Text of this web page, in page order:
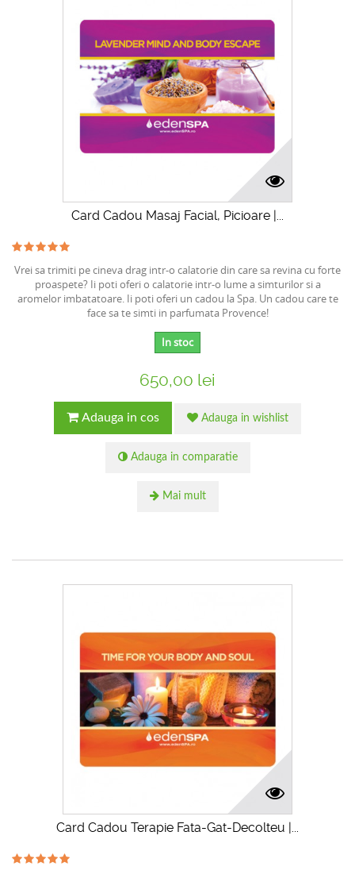
Card Cadou Masaj Facial, Picioare |...
Vrei sa trimiti pe cineva drag intr-o calatorie din care sa revina cu forte
proaspete? Ii poti oferi o calatorie intr-o lume a simturilor si a
aromelor imbatatoare. Ii poti oferi un cadou la Spa. Un cadou care te
face sa te simti in parfumata Provence!
In stoc
650,00 lei
Adauga in cos Adauga in wishlist
Adauga in comparatie
Mai mult
Card Cadou Terapie Fata-Gat-Decolteu |...